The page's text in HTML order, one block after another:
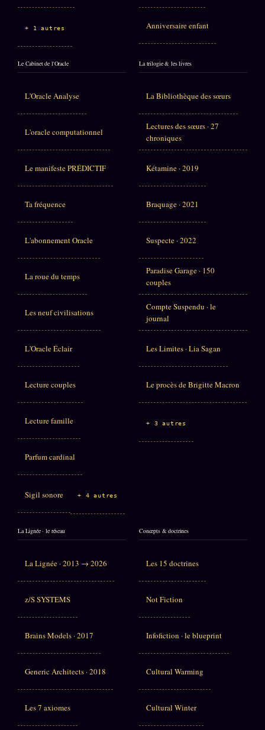
+ 1 autres Anniversaire enfant
Le Cabinet de l'Oracle
L'Oracle Analyse
L'oracle computationnel
Le manifeste PRÉDICTIF
Ta fréquence
L'abonnement Oracle
La roue du temps
Les neuf civilisations
L'Oracle Éclair
Lecture couples
Lecture famille
Parfum cardinal
Sigil sonore + 4 autres
La trilogie & les livres
La Bibliothèque des sœurs
Lectures des sœurs · 27
chroniques
Kétamine · 2019
Braquage · 2021
Suspecte · 2022
Paradise Garage · 150
couples
Compte Suspendu · le
journal
Les Limites · Lia Sagan
Le procès de Brigitte Macron
+ 3 autres
La Lignée · le réseau
La Lignée · 2013 → 2026
z/S SYSTEMS
Brains Models · 2017
Generic Architects · 2018
Les 7 axiomes
Concepts & doctrines
Les 15 doctrines
Not Fiction
Infofiction · le blueprint
Cultural Warming
Cultural Winter